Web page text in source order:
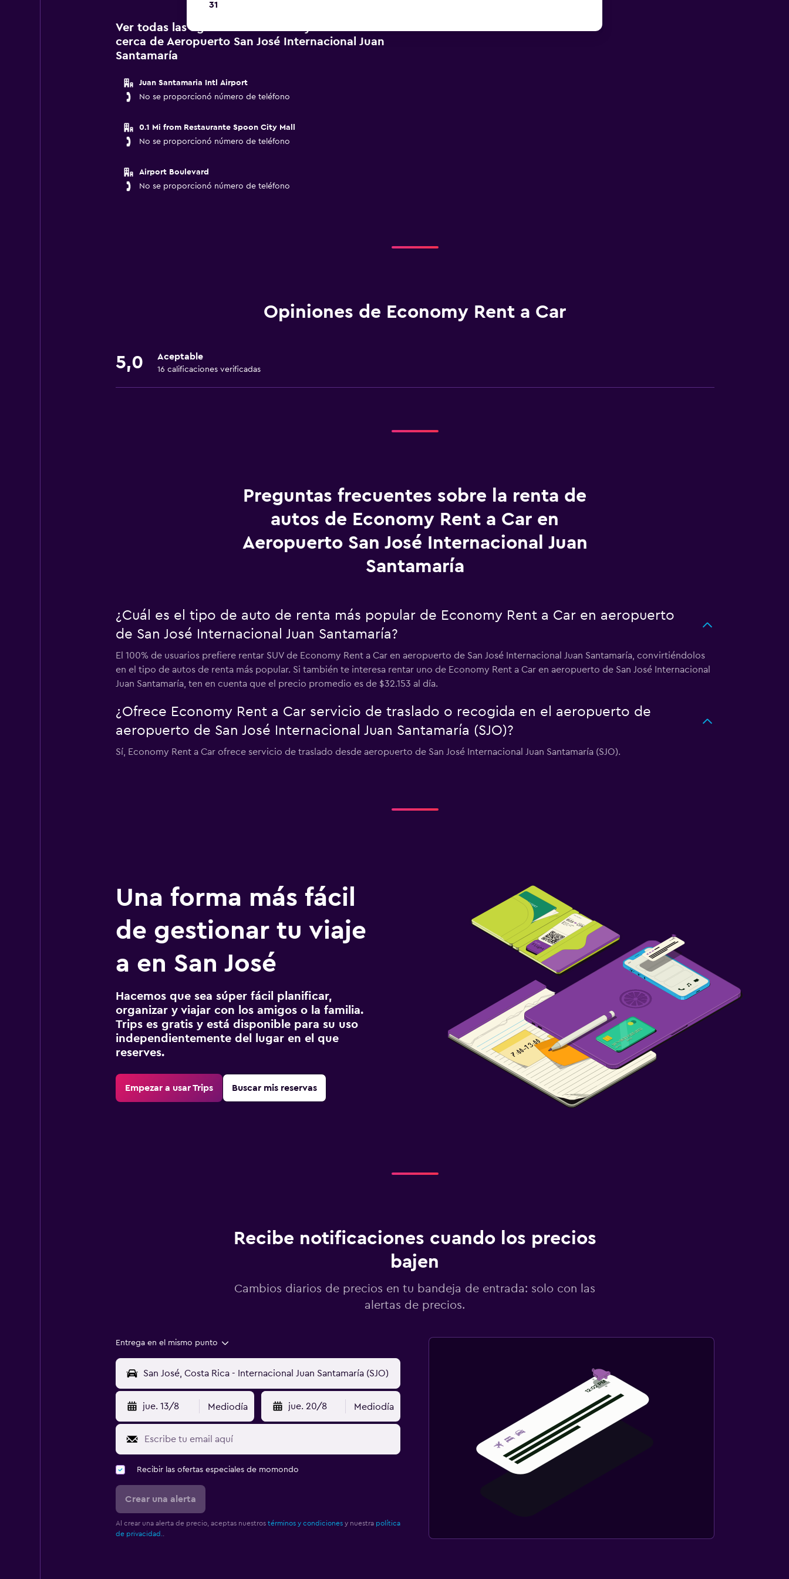
Ver todas las agencias de Economy Rent a Car
cerca de Aeropuerto San José Internacional Juan
Santamaría
Juan Santamaria Intl Airport
No se proporcionó número de teléfono
0.1 Mi from Restaurante Spoon City Mall
No se proporcionó número de teléfono
Airport Boulevard
No se proporcionó número de teléfono
Opiniones de Economy Rent a Car
5,0 Aceptable
16 calificaciones verificadas
Preguntas frecuentes sobre la renta de
autos de Economy Rent a Car en
Aeropuerto San José Internacional Juan
Santamaría
¿Cuál es el tipo de auto de renta más popular de Economy Rent a Car en aeropuerto
de San José Internacional Juan Santamaría?
El 100% de usuarios prefiere rentar SUV de Economy Rent a Car en aeropuerto de San José Internacional Juan Santamaría, convirtiéndolos
en el tipo de autos de renta más popular. Si también te interesa rentar uno de Economy Rent a Car en aeropuerto de San José Internacional
Juan Santamaría, ten en cuenta que el precio promedio es de $32.153 al día.
¿Ofrece Economy Rent a Car servicio de traslado o recogida en el aeropuerto de
aeropuerto de San José Internacional Juan Santamaría (SJO)?
Sí, Economy Rent a Car ofrece servicio de traslado desde aeropuerto de San José Internacional Juan Santamaría (SJO).
Una forma más fácil
de gestionar tu viaje
a en San José
Hacemos que sea súper fácil planificar,
organizar y viajar con los amigos o la familia.
Trips es gratis y está disponible para su uso
independientemente del lugar en el que
reserves.
Empezar a usar Trips Buscar mis reservas
Recibe notificaciones cuando los precios
bajen
Cambios diarios de precios en tu bandeja de entrada: solo con las
alertas de precios.
Entrega en el mismo punto
jue. 13/8 Mediodía jue. 20/8 Mediodía
Recibir las ofertas especiales de momondo
Crear una alerta
Al crear una alerta de precio, aceptas nuestros términos y condicionesy nuestra política
de privacidad.
31